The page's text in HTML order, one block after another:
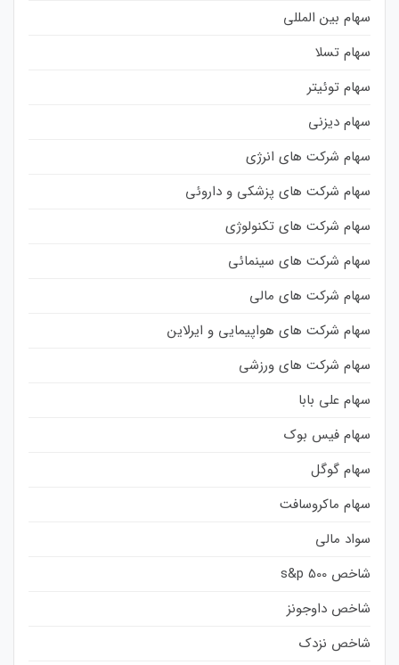
سهام بین المللی
سهام تسلا
سهام توئیتر
سهام دیزنی
سهام شرکت های انرژی
سهام شرکت های پزشکی و داروئی
سهام شرکت های تکنولوژی
سهام شرکت های سینمائی
سهام شرکت های مالی
سهام شرکت های هواپیمایی و ایرلاین
سهام شرکت های ورزشی
سهام علی بابا
سهام فیس بوک
سهام گوگل
سهام ماکروسافت
سواد مالی
شاخص s&p 500
شاخص داوجونز
شاخص نزدک